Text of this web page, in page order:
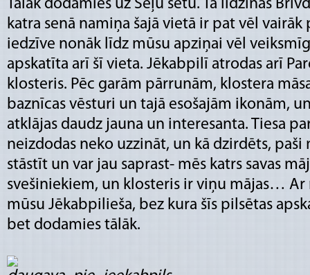
Tālāk dodamies uz Sēļu sētu. Tā līdzinās
katra senā namiņa šajā vietā ir pat vēl
iedzīve nonāk līdz mūsu apziņai vēl
apskatīta arī šī vieta. Jēkabpilī atrodas arī
klosteris. Pēc garām pārrunām, klostera
baznīcas vēsturi un tajā esošajām ikonām,
atklājas daudz jauna un interesanta. Tiesa
neizdodas neko uzzināt, un kā dzirdēts,
stāstīt un var jau saprast- mēs katrs savas
svešiniekiem, un klosteris ir viņu mājas… Ar
mūsu Jēkabpilieša, bez kura šīs pilsētas
bet dodamies tālāk.